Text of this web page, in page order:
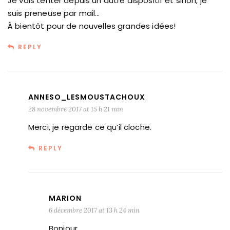
suis preneuse par mail…
À bientôt pour de nouvelles grandes idées!
REPLY
ANNESO_LESMOUSTACHOUX
28 novembre 2017 at 15 h 21 min
Merci, je regarde ce qu’il cloche.
REPLY
MARION
6 décembre 2017 at 13 h 24 min